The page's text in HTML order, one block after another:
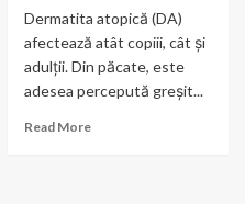
Dermatita atopică (DA)
afectează atât copiii, cât și
adulții. Din păcate, este
adesea percepută greșit...
Read More